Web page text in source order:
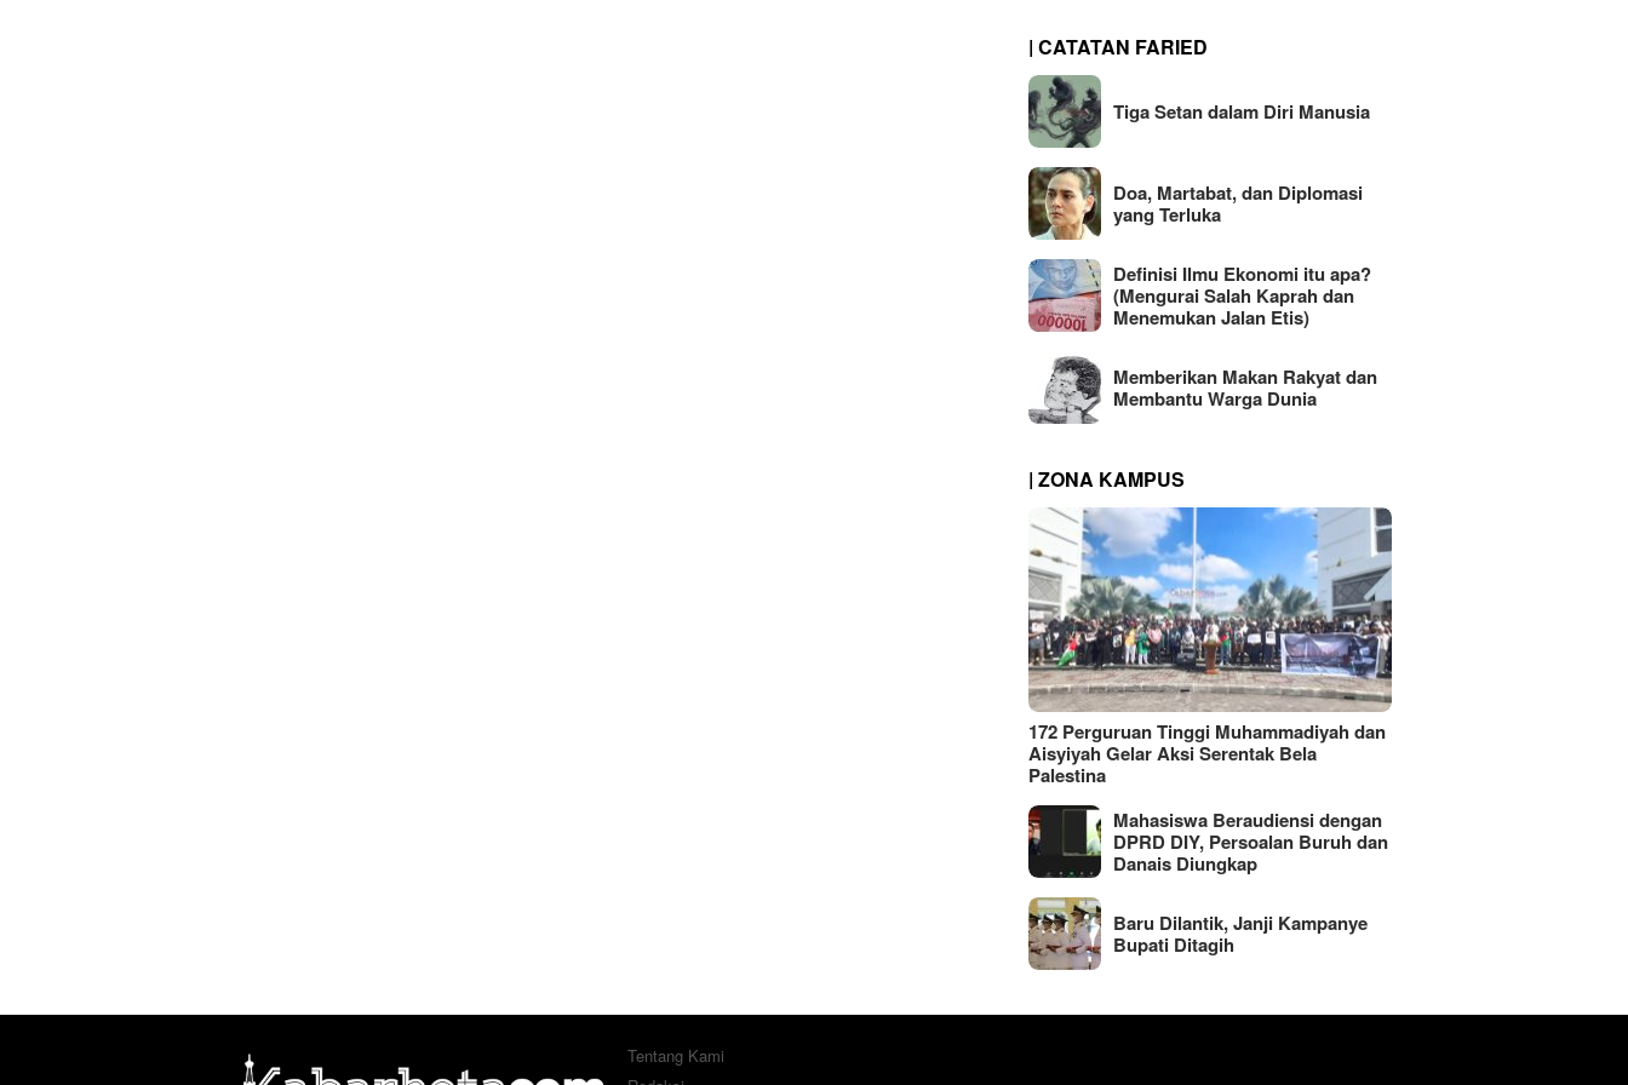
| CATATAN FARIED
Tiga Setan dalam Diri Manusia
Doa, Martabat, dan Diplomasi
yang Terluka
Definisi Ilmu Ekonomi itu apa?
(Mengurai Salah Kaprah dan
Menemukan Jalan Etis)
Memberikan Makan Rakyat dan
Membantu Warga Dunia
| ZONA KAMPUS
172 Perguruan Tinggi Muhammadiyah dan
Aisyiyah Gelar Aksi Serentak Bela
Palestina
Mahasiswa Beraudiensi dengan
DPRD DIY, Persoalan Buruh dan
Danais Diungkap
Baru Dilantik, Janji Kampanye
Bupati Ditagih
Tentang Kami